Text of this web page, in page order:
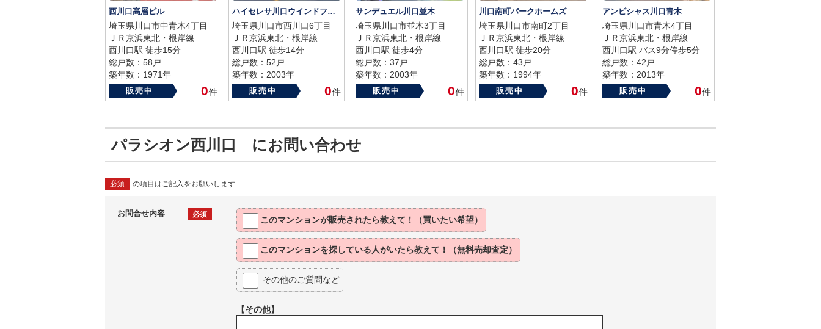
西川口高層ビル
埼玉県川口市中青木4丁目
ＪＲ京浜東北・根岸線
西川口駅 徒歩15分
総戸数：58戸
築年数：1971年
販売中 0件
ハイセレサ川口ウインドフロウ
埼玉県川口市西川口6丁目
ＪＲ京浜東北・根岸線
西川口駅 徒歩14分
総戸数：52戸
築年数：2003年
販売中 0件
サンデュエル川口並木
埼玉県川口市並木3丁目
ＪＲ京浜東北・根岸線
西川口駅 徒歩4分
総戸数：37戸
築年数：2003年
販売中 0件
川口南町パークホームズ
埼玉県川口市南町2丁目
ＪＲ京浜東北・根岸線
西川口駅 徒歩20分
総戸数：43戸
築年数：1994年
販売中 0件
アンビシャス川口青木
埼玉県川口市青木4丁目
ＪＲ京浜東北・根岸線
西川口駅 バス9分停歩5分
総戸数：42戸
築年数：2013年
販売中 0件
パラシオン西川口 にお問い合わせ
必須 の項目はご記入をお願いします
お問合せ内容 必須
このマンションが販売されたら教えて！（買いたい希望）
このマンションを探している人がいたら教えて！（無料売却査定）
その他のご質問など
【その他】